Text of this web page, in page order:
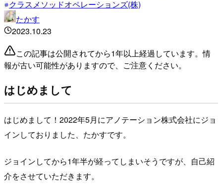
クラスメソッドオペレーションズ(株)
たかす
2023.10.23
この記事は公開されてから1年以上経過しています。情
報が古い可能性がありますので、ご注意ください。
はじめまして
はじめまして！2022年5月にアノテーション株式会社にジョ
インしておりました、たかすです。
ジョインしてから1年半が経ってしまいそうですが、自己紹
介をさせていただきます。